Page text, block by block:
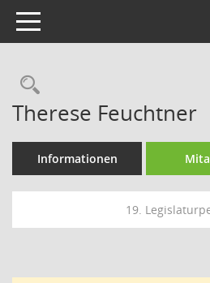
Toggle navigation
Rechercheauswahl
Therese Feuchtner
Informationen
19.